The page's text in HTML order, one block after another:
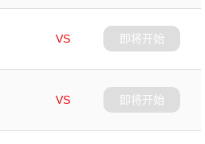
VS
即将开始
VS
即将开始